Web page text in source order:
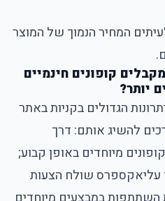
המחיר הנמוך של המוצר
קופונים חינמיים
יותר?
הגדולים בקניות באתר
להשיג אותם: דרך
מיוחדים באופן קבוע;
עליאקספרס שולח הצעות